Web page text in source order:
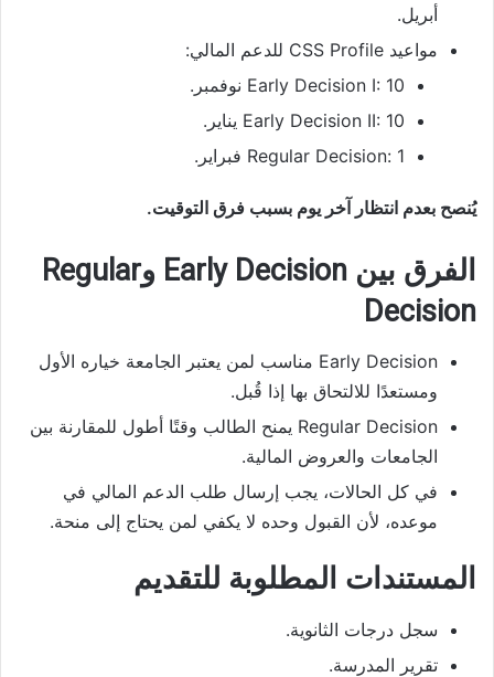
أبريل.
مواعيد CSS Profile للدعم المالي:
Early Decision I: 10 نوفمبر.
Early Decision II: 10 يناير.
Regular Decision: 1 فبراير.
يُنصح بعدم انتظار آخر يوم بسبب فرق التوقيت.
الفرق بين Early Decision وRegular
Decision
Early Decision مناسب لمن يعتبر الجامعة خياره الأول
ومستعدًا للالتحاق بها إذا قُبل.
Regular Decision يمنح الطالب وقتًا أطول للمقارنة بين
الجامعات والعروض المالية.
في كل الحالات، يجب إرسال طلب الدعم المالي في
موعده، لأن القبول وحده لا يكفي لمن يحتاج إلى منحة.
المستندات المطلوبة للتقديم
سجل درجات الثانوية.
تقرير المدرسة.